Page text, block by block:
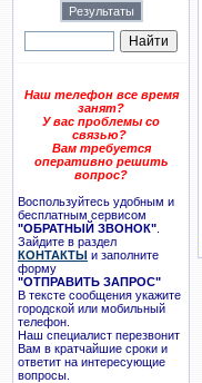
Наш телефон все время
занят?
У вас проблемы со
связью?
Вам требуется
оперативно решить
вопрос?
Воспользуйтесь удобным и
бесплатным сервисом
"ОБРАТНЫЙ ЗВОНОК"
Зайдите в раздел
КОНТАКТЫ и заполните
форму
"ОТПРАВИТЬ ЗАПРОС"
В тексте сообщения укажите
городской или мобильный
телефон.
Наш специалист перезвонит
Вам в кратчайшие сроки и
ответит на интересующие
вопросы.